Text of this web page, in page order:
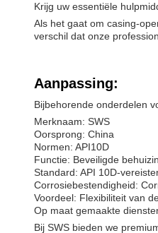
Krijg uw essentiële
Als het gaat om casing-
verschil dat onze
Aanpassing:
Bijbehorende onderdelen
Merknaam: SWS
Oorsprong: China
Normen: API10D
Functie: Beveiligde
Standard: API 10D-
Corrosiebestendigheid:
Voordeel: Flexibiliteit van
Op maat gemaakte
Bij SWS bieden we